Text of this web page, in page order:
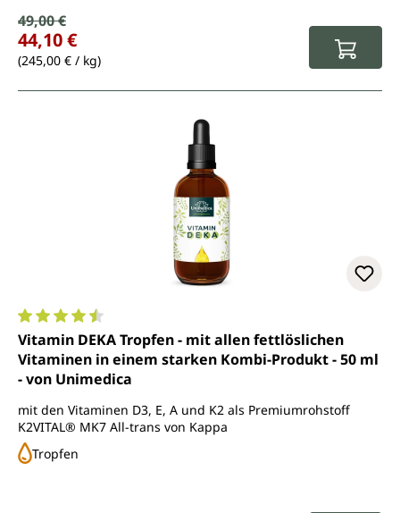
Verkaufspreis:
Regulärer Preis:
49,00 €
44,10 €
(245,00 € / kg)
Durchschnittliche Bewertung von 4.5 von 5 Sternen
Vitamin DEKA Tropfen - mit allen fettlöslichen
Vitaminen in einem starken Kombi-Produkt - 50 ml
- von Unimedica
mit den Vitaminen D3, E, A und K2 als Premiumrohstoff
K2VITAL® MK7 All-trans von Kappa
Tropfen